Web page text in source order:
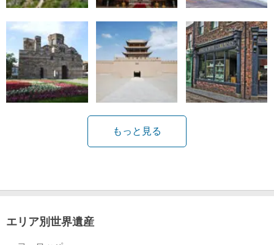
もっと見る
エリア別世界遺産